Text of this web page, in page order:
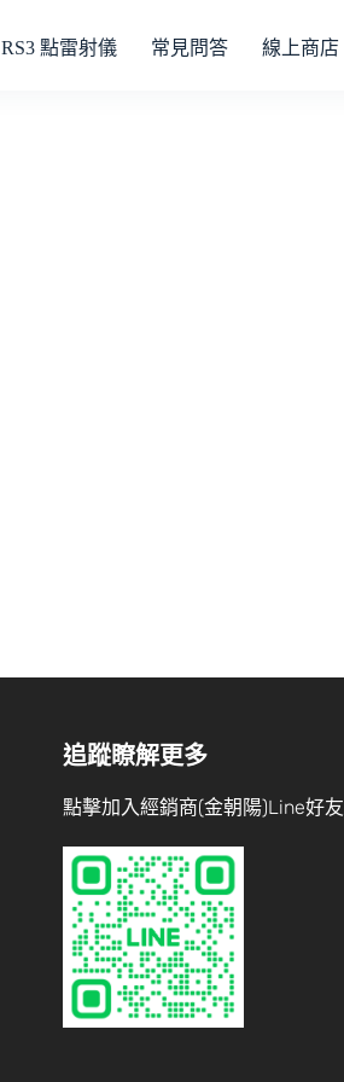
RS3 點雷射儀 常見問答 線上商店
追蹤瞭解更多
點擊加入經銷商(金朝陽)Line好友